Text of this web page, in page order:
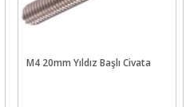
M4 20mm Yıldız Başlı Civata